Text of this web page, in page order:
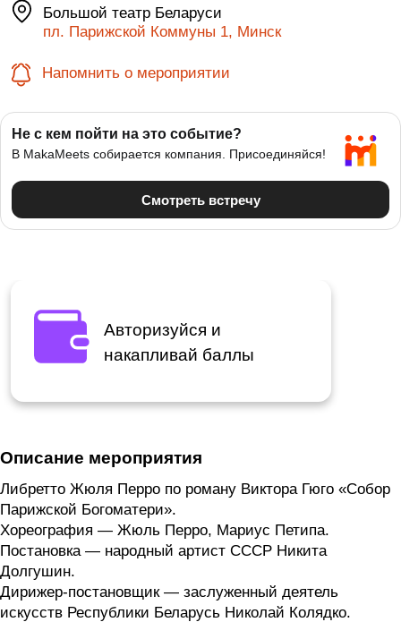
Большой театр Беларуси
пл. Парижской Коммуны 1, Минск
Напомнить о мероприятии
Авторизуйся и
накапливай баллы
Описание мероприятия
Либретто Жюля Перро по роману Виктора Гюго «Собор
Парижской Богоматери».
Хореография — Жюль Перро, Мариус Петипа.
Постановка — народный артист СССР Никита
Долгушин.
Дирижер-постановщик — заслуженный деятель
искусств Республики Беларусь Николай Колядко.